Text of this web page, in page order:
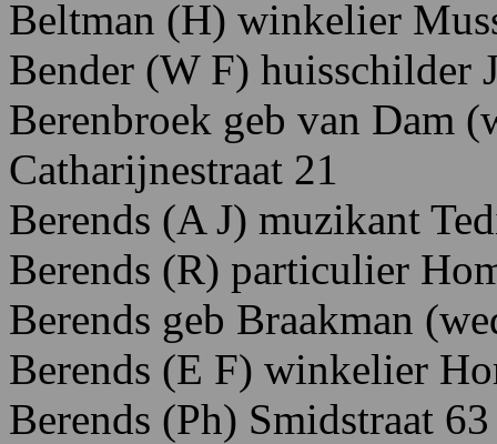
Beltman (H) winkelier
Bender (W F) huisschilder
Berenbroek geb van Dam
Catharijnestraat 21
Berends (A J) muzikant
Berends (R) particulier H
Berends geb Braakman
Berends (E F) winkelier
Berends (Ph) Smidstraat 63